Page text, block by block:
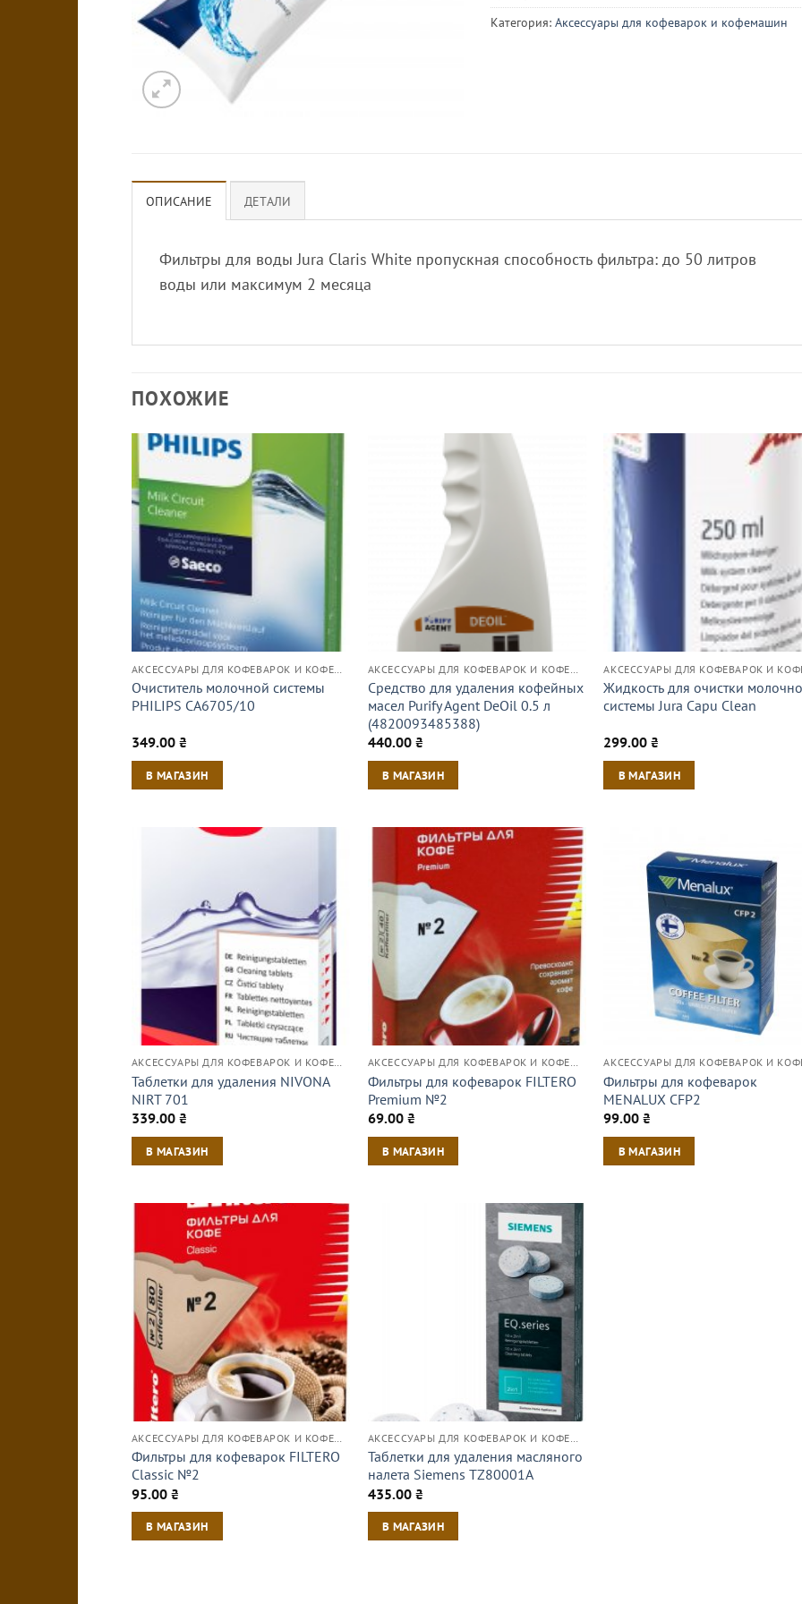
Категория: Аксессуары для кофеварок и кофемашин
ОПИСАНИЕ ДЕТАЛИ
Фильтры для воды Jura Claris White пропускная способность фильтра: до 50 литров
воды или максимум 2 месяца
ПОХОЖИЕ
Очиститель молочной системы
PHILIPS CA6705/10
349.00 ₴
В МАГАЗИН
Средство для удаления кофейных
масел Purify Agent DeOil 0.5 л
(4820093485388)
440.00 ₴
В МАГАЗИН
Жидкость для очистки
системы Jura Capu Clean
299.00₴
В МАГАЗИН
АКСЕССУАРЫ ДЛЯ КОФЕВАРОК И КОФЕМАШИН
Таблетки для удаления NIVONA
NIRT 701
339.00 ₴
В МАГАЗИН
АКСЕССУАРЫ ДЛЯ КОФЕВАРОК И КОФЕМАШИН
Фильтры для кофеварок FILTERO
Premium №2
69.00 ₴
В МАГАЗИН
Фильтры для кофеварок
MENALUX CFP2
99.00₴
В МАГАЗИН
АКСЕССУАРЫ ДЛЯ КОФЕВАРОК И КОФЕМАШИН
Фильтры для кофеварок FILTERO
Classic №2
95.00 ₴
В МАГАЗИН
АКСЕССУАРЫ ДЛЯ КОФЕВАРОК И КОФЕМАШИН
Таблетки для удаления масляного
налета Siemens TZ80001A
435.00 ₴
В МАГАЗИН